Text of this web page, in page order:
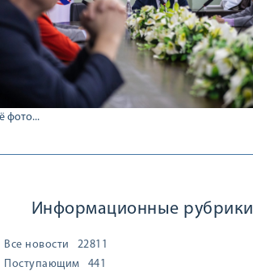
фото...
Информационные рубрики
Все новости
22811
Поступающим
441